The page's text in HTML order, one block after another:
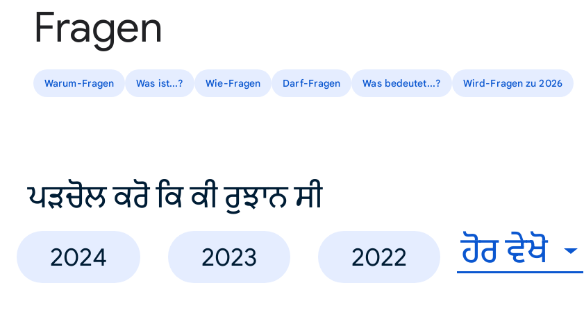
Fragen
Warum-Fragen Was ist...? Wie-Fragen Darf-Fragen Was bedeutet...? Wird-Fragen zu 2026
ਪੜਚੋਲ ਕਰੋ ਕਿ ਕੀ ਰੁਝਾਨ ਸੀ
2024 2023 2022 ਹੋਰ ਵੇਖੋ